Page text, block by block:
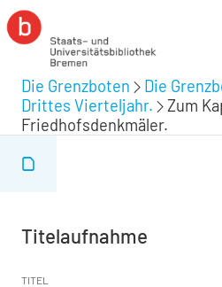
Die Grenzboten Die
Drittes Vierteljahr.
Zum
Friedhofsdenkmäler.
Titelaufnahme
TITEL